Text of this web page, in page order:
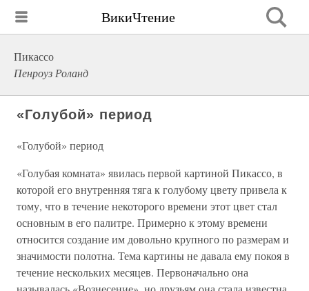
ВикиЧтение
Пикассо
Пенроуз Роланд
«Голубой» период
«Голубой» период
«Голубая комната» явилась первой картиной Пикассо, в
которой его внутренняя тяга к голубому цвету привела к
тому, что в течение некоторого времени этот цвет стал
основным в его палитре. Примерно к этому времени
относится создание им довольно крупного по размерам и
значимости полотна. Тема картины не давала ему покоя в
течение нескольких месяцев. Первоначально она